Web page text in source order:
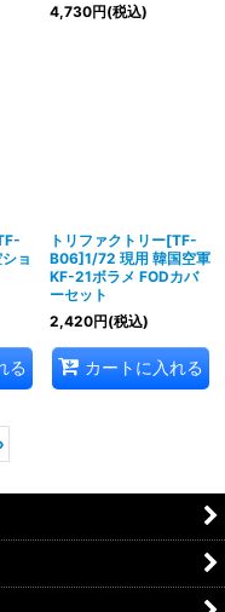
4,730円(税込)
ョ
る
トリファクトリー[TF-
B06]1/72 現用 韓国空軍
KF-21ボラメ FODカバ
ーセット
2,420円(税込)
カートに入れる